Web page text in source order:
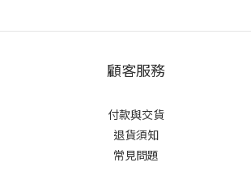
顧客服務
付款與交貨
退貨須知
常見問題